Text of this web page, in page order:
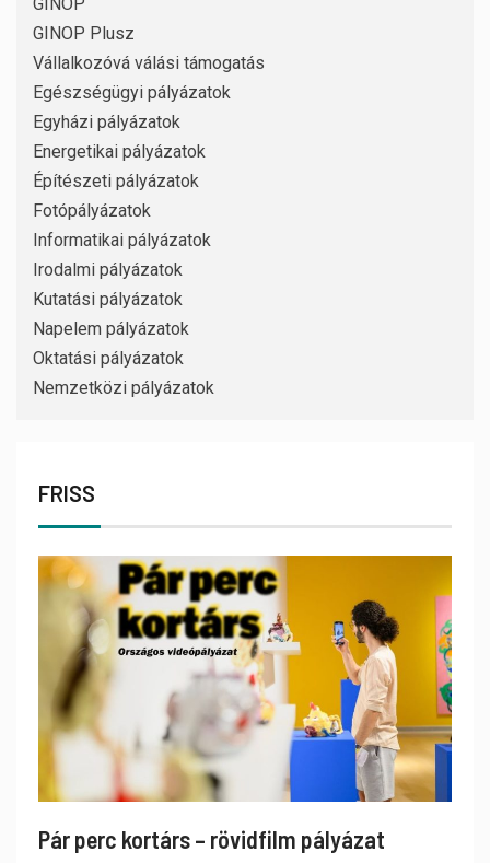
GINOP Plusz
Vállalkozóvá válási támogatás
Egészségügyi pályázatok
Egyházi pályázatok
Energetikai pályázatok
Építészeti pályázatok
Fotópályázatok
Informatikai pályázatok
Irodalmi pályázatok
Kutatási pályázatok
Napelem pályázatok
Oktatási pályázatok
Nemzetközi pályázatok
FRISS
Pár perc kortárs – rövidfilm pályázat